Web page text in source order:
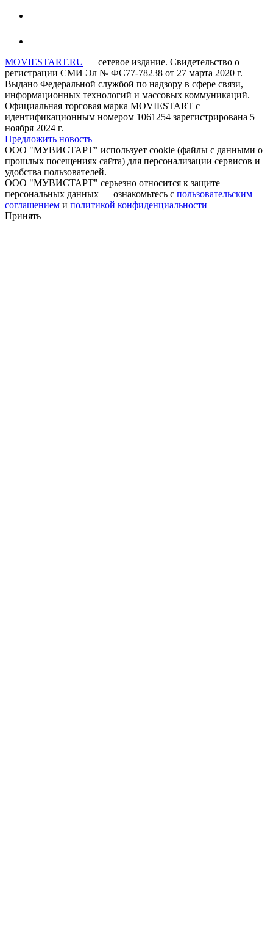
MOVIESTART.RU — сетевое издание. Свидетельство о
регистрации СМИ Эл № ФС77-78238 от 27 марта 2020 г.
Выдано Федеральной службой по надзору в сфере связи,
информационных технологий и массовых коммуникаций.
Официальная торговая марка MOVIESTART с
идентификационным номером 1061254 зарегистрирована 5
ноября 2024 г.
Предложить новость
ООО "МУВИСТАРТ" использует cookie (файлы с данными о
прошлых посещениях сайта) для персонализации сервисов и
удобства пользователей.
ООО "МУВИСТАРТ" серьезно относится к защите
персональных данных — ознакомьтесь с пользовательским
соглашением и политикой конфиденциальности
Принять